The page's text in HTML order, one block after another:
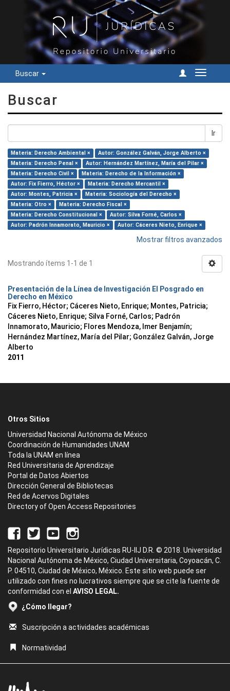
Buscar
Cambiar
Buscar
Ir
Materia: Derecho Ambiental ×
Autor: González Galván, Jorge Alberto ×
Materia: Derecho Penal ×
Autor: Hernández Martínez, María del Pilar ×
Materia: Derecho Civil ×
Materia: Derecho de la Información ×
Autor: Fix Fierro, Héctor ×
Materia: Derecho Mercantil ×
Autor: Montes, Patricia ×
Materia: Sociología del Derecho ×
Materia: Otro ×
Materia: Derecho Fiscal ×
Materia: Derecho Constitucional ×
Autor: Silva Forné, Carlos ×
Autor: Padrón Innamorato, Mauricio ×
Autor: Cáceres Nieto, Enrique ×
Mostrar filtros avanzados
Mostrando ítems 1-1 de 1
Presentación de la Línea de Investigación El Posgrado en
Derecho en México
Fix Fierro, Héctor; Cáceres Nieto, Enrique; Montes, Patricia;
Cáceres Nieto, Enrique; Silva Forné, Carlos; Padrón
Innamorato, Mauricio; Flores Mendoza, Imer Benjamín;
Hernández Martínez, María del Pilar; González Galván, Jorge
Alberto
2011
Otros Sitios
Universidad Nacional Autónoma de México
Coordinación de Humanidades UNAM
Toda la UNAM en línea
Red Universitaria de Aprendizaje
Portal de Datos Abiertos
Dirección General de Bibliotecas
Red de Acervos Digitales
Directory of Open Access Repositories
Repositorio Universitario Jurídicas RU-IIJ D.R. © 2018. Universidad
Nacional Autónoma de México, Ciudad Universitaria, Coyoacán, C.
P. 04510, Ciudad de México, México. Este sitio web puede ser
utilizado con fines no lucrativos siempre que se cite la fuente de
conformidad con el AVISO LEGAL.
¿Cómo llegar?
Suscripción a actividades académicas
Normatividad